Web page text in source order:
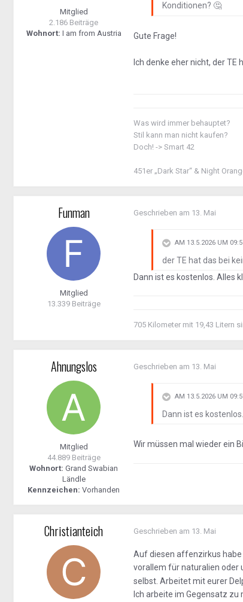
Mitglied
2.186 Beiträge
Wohnort: I am from Austria
Konditionen? 🤔
Gute Frage!
Ich denke eher nicht, der TE
Was wird immer behauptet?
Stil kann man nicht kaufen?
Doch! -> Smart 42
451er „Dark Star“ & Night
Funman
Mitglied
13.339 Beiträge
Geschrieben am 13. Mai
AM 13.5.2026 UM
der TE hat das bei
Dann ist es kostenlos. Alles
705 Kilometer mit 19,43 Litern
Ahnungslos
Mitglied
44.889 Beiträge
Wohnort: Grand Swabian
Ländle
Kennzeichen: Vorhanden
Geschrieben am 13. Mai
AM 13.5.2026 UM
Dann ist es
Wir müssen mal wieder ein
Christianteich Geschrieben am 13. Mai
Auf diesen affenzirkus habe
vorallem für naturalien oder
selbst. Arbeitet mit eurer
Ich arbeite im Gegensatz